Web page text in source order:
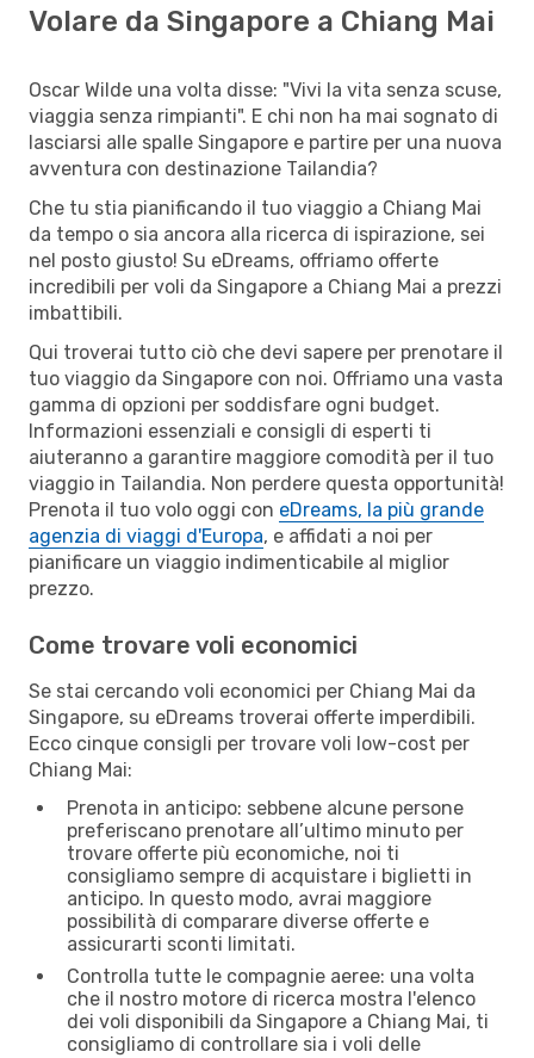
Volare da Singapore a Chiang Mai
Oscar Wilde una volta disse: "Vivi la vita senza scuse,
viaggia senza rimpianti". E chi non ha mai sognato di
lasciarsi alle spalle Singapore e partire per una nuova
avventura con destinazione Tailandia?
Che tu stia pianificando il tuo viaggio a Chiang Mai
da tempo o sia ancora alla ricerca di ispirazione, sei
nel posto giusto! Su eDreams, offriamo offerte
incredibili per voli da Singapore a Chiang Mai a prezzi
imbattibili.
Qui troverai tutto ciò che devi sapere per prenotare il
tuo viaggio da Singapore con noi. Offriamo una vasta
gamma di opzioni per soddisfare ogni budget.
Informazioni essenziali e consigli di esperti ti
aiuteranno a garantire maggiore comodità per il tuo
viaggio in Tailandia. Non perdere questa opportunità!
Prenota il tuo volo oggi con eDreams, la più grande
agenzia di viaggi d'Europa, e affidati a noi per
pianificare un viaggio indimenticabile al miglior
prezzo.
Come trovare voli economici
Se stai cercando voli economici per Chiang Mai da
Singapore, su eDreams troverai offerte imperdibili.
Ecco cinque consigli per trovare voli low-cost per
Chiang Mai:
Prenota in anticipo: sebbene alcune persone
preferiscano prenotare all’ultimo minuto per
trovare offerte più economiche, noi ti
consigliamo sempre di acquistare i biglietti in
anticipo. In questo modo, avrai maggiore
possibilità di comparare diverse offerte e
assicurarti sconti limitati.
Controlla tutte le compagnie aeree: una volta
che il nostro motore di ricerca mostra l'elenco
dei voli disponibili da Singapore a Chiang Mai, ti
consigliamo di controllare sia i voli delle